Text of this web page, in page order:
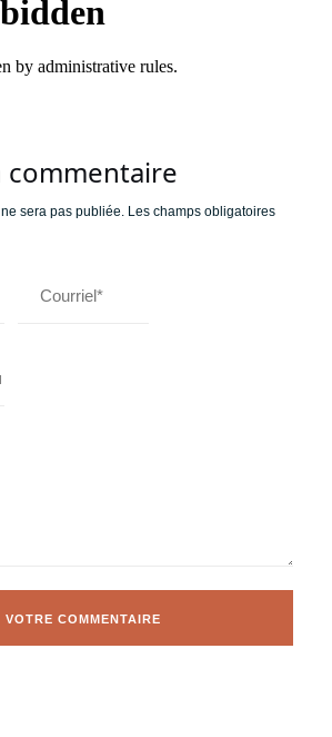
commentaire
sera pas publiée. Les champs obligatoires